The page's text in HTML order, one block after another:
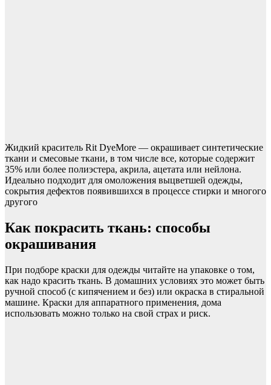
Жидкий краситель Rit DyeMore — окрашивает синтетические
ткани и смесовые ткани, в том числе все, которые содержит
35% или более полиэстера, акрила, ацетата или нейлона.
Идеально подходит для омоложения выцветшей одежды,
сокрытия дефектов появившихся в процессе стирки и многого
другого
Как покрасить ткань: способы
окрашивания
При подборе краски для одежды читайте на упаковке о том,
как надо красить ткань. В домашних условиях это может быть
ручной способ (с кипячением и без) или окраска в стиральной
машине. Краски для аппаратного применения, дома
использовать можно только на свой страх и риск.